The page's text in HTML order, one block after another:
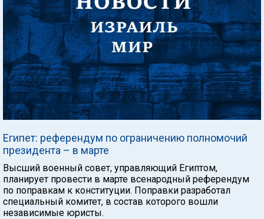
Египет: референдум по ограничению полномочий
президента – в марте
Высший военный совет, управляющий Египтом,
планирует провести в марте всенародный референдум
по поправкам к конституции. Поправки разработал
специальный комитет, в состав которого вошли
независимые юристы.